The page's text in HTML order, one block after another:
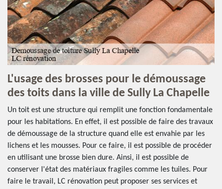
L'usage des brosses pour le démoussage
des toits dans la ville de Sully La Chapelle
Un toit est une structure qui remplit une fonction fondamentale
pour les habitations. En effet, il est possible de faire des travaux
de démoussage de la structure quand elle est envahie par les
lichens et les mousses. Pour ce faire, il est possible de procéder
en utilisant une brosse bien dure. Ainsi, il est possible de
conserver l'état des matériaux fragiles comme les tuiles. Pour
faire le travail, LC rénovation peut proposer ses services et